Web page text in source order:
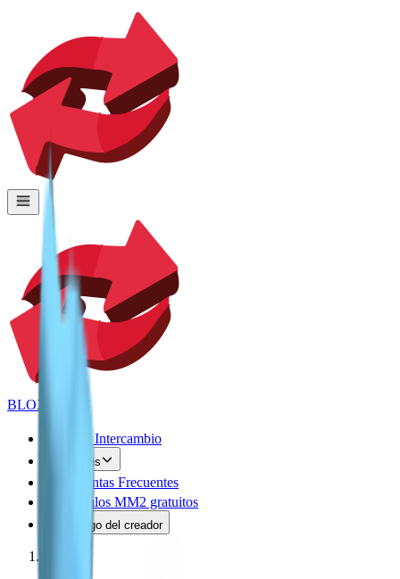
BLOX SWAPS
MM2 Intercambio
Values
Preguntas Frecuentes
Artículos MM2 gratuitos
Código del creador